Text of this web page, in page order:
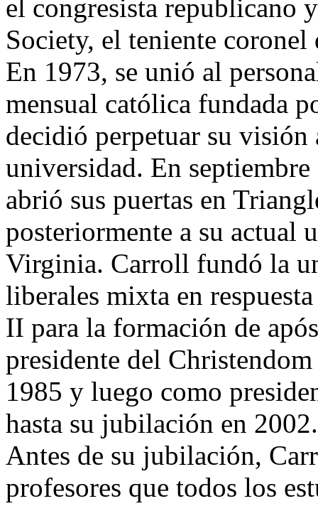
el congresista republicano
Society, el teniente
En 1973, se unió al
mensual católica fundada
decidió perpetuar su visión
universidad. En
abrió sus puertas en
posteriormente a su actual
Virginia. Carroll fundó la
liberales mixta en
II para la formación de
presidente del
1985 y luego como
hasta su jubilación en 2002.
Antes de su jubilación,
profesores que todos los